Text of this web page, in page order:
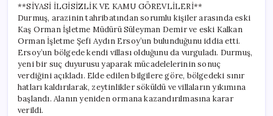
**SİYASİ İLGİSİZLİK VE KAMU GÖREVLİLERİ**
Durmuş, arazinin tahribatından sorumlu kişiler arasında eski
Kaş Orman İşletme Müdürü Süleyman Demir ve eski Kalkan
Orman İşletme Şefi Aydın Ersoy’un bulunduğunu iddia etti.
Ersoy’un bölgede kendi villası olduğunu da vurguladı. Durmuş,
yeni bir suç duyurusu yaparak mücadelelerinin sonuç
verdiğini açıkladı. Elde edilen bilgilere göre, bölgedeki sınır
hatları kaldırılarak, zeytinlikler söküldü ve villaların yıkımına
başlandı. Alanın yeniden ormana kazandırılmasına karar
verildi.